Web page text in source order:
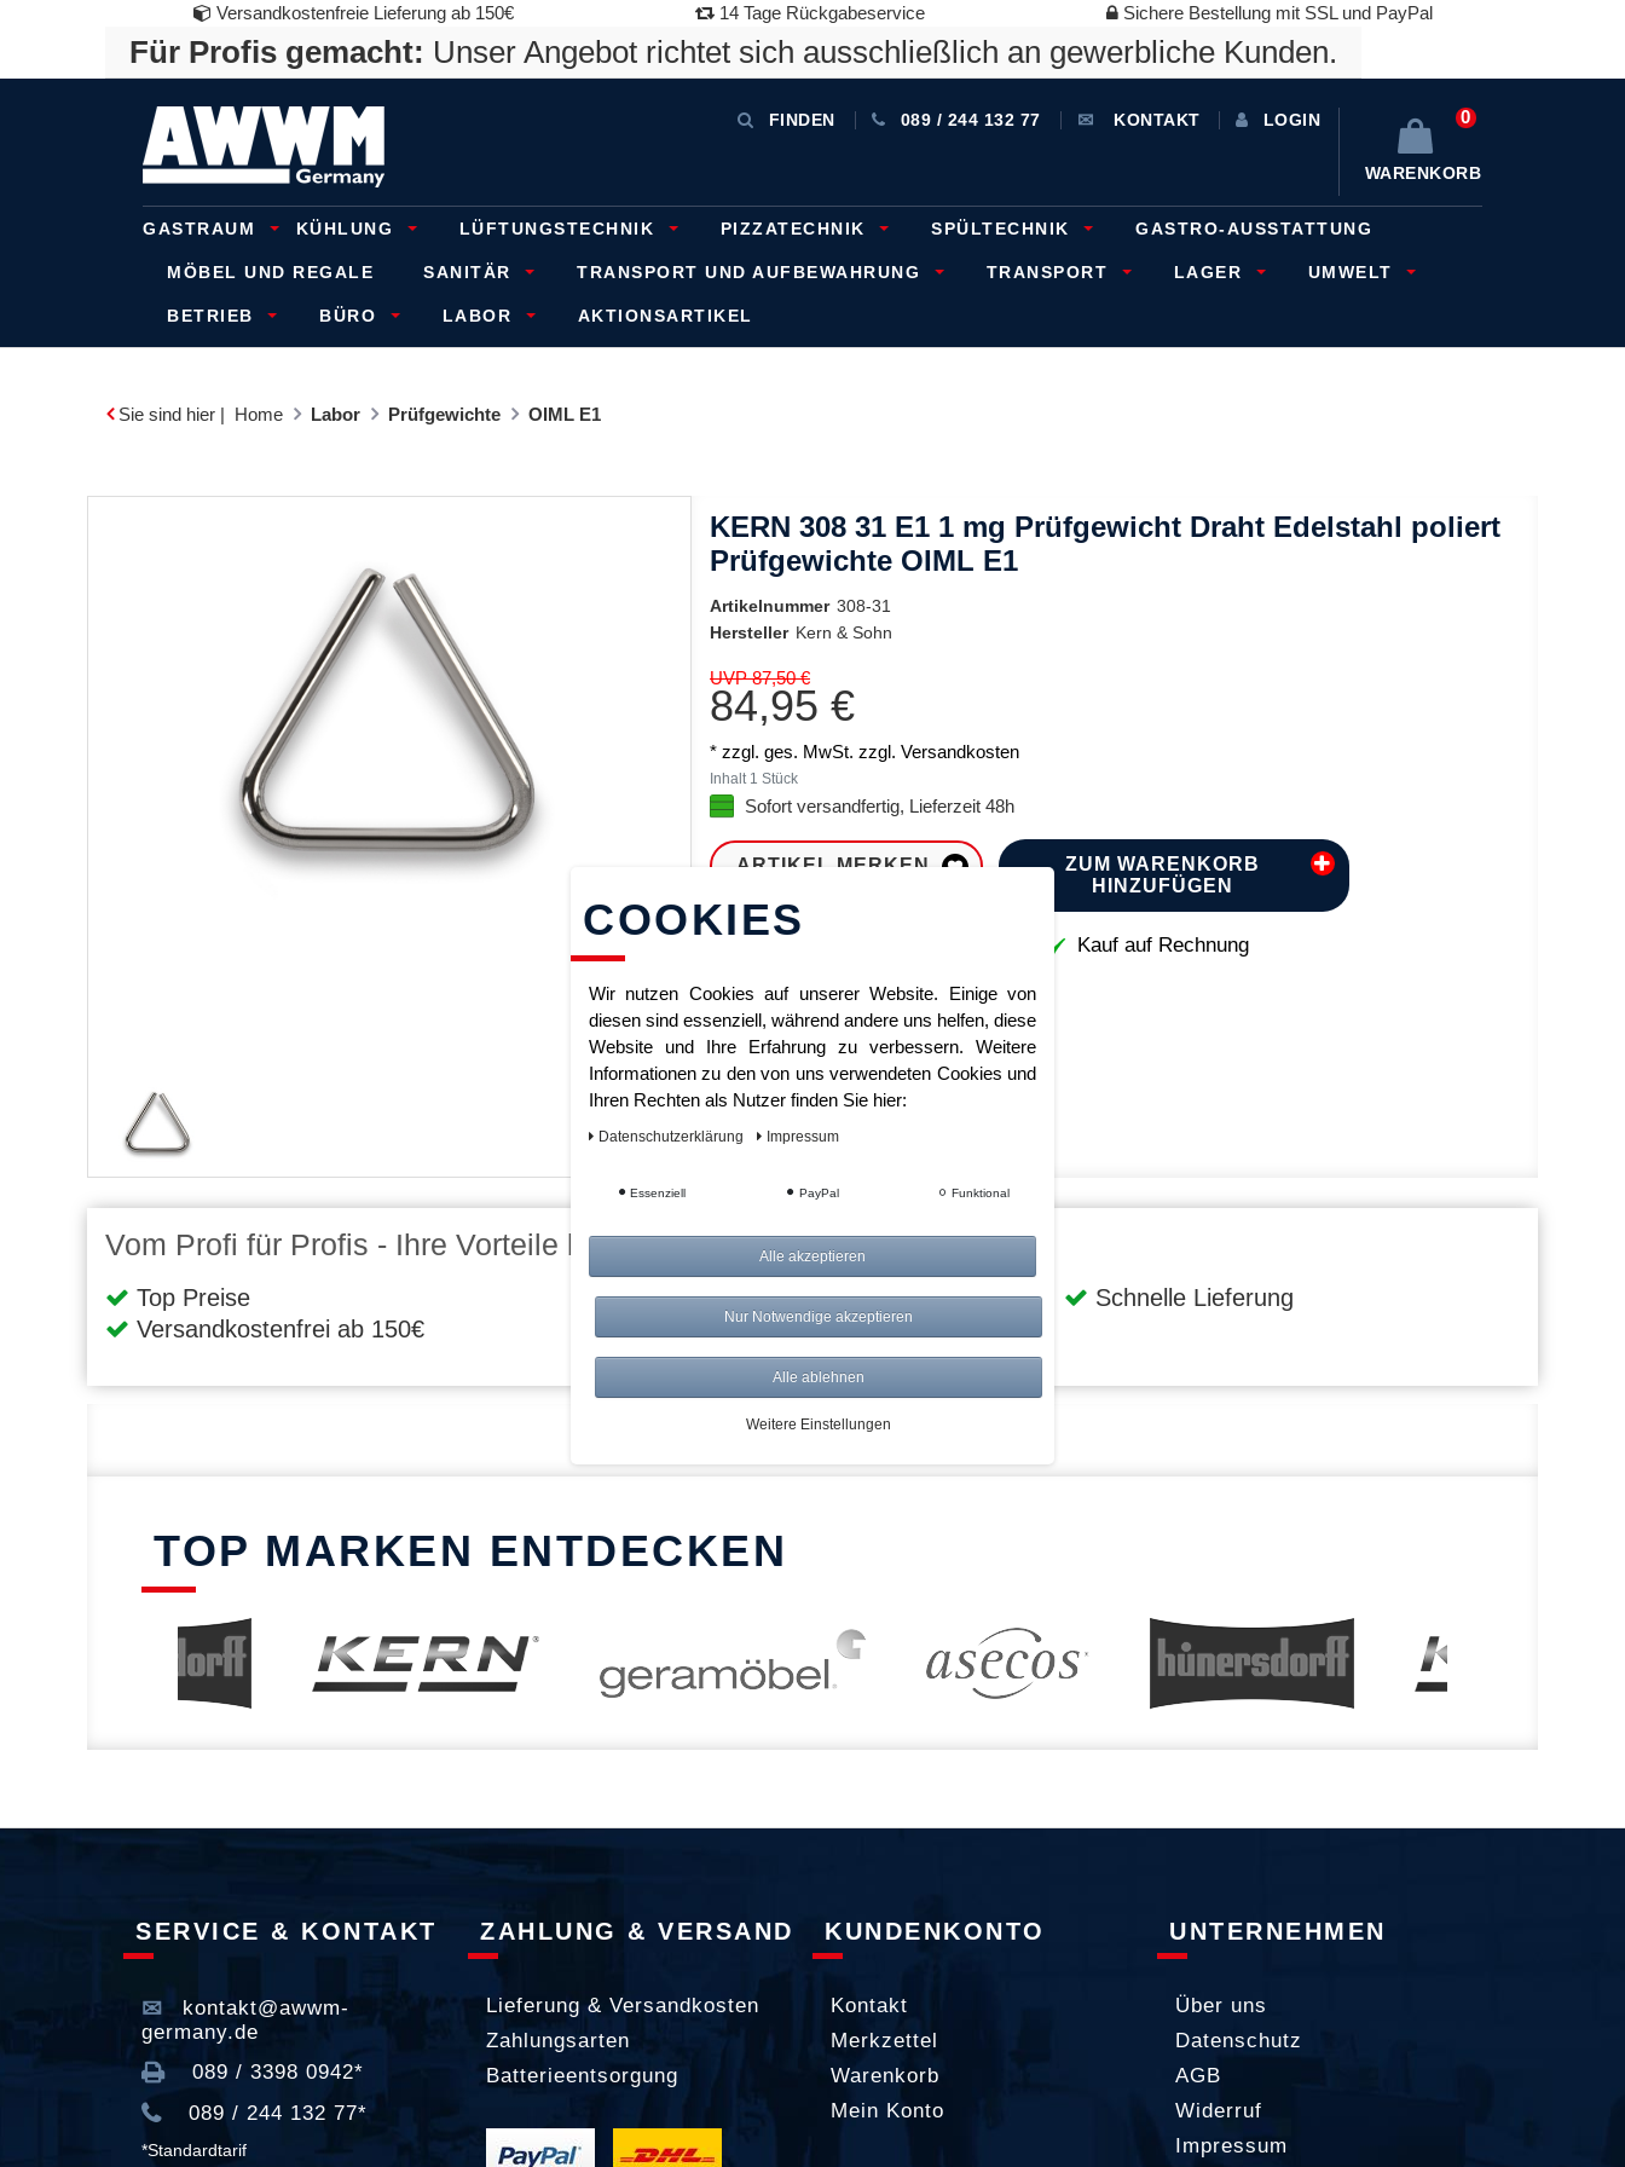
Versandkostenfreie Lieferung ab 150€ 14 Tage Rückgabeservice Sichere Bestellung mit SSL und PayPal
Für Profis gemacht: Unser Angebot richtet sich ausschließlich an gewerbliche Kunden.
FINDEN 089 / 244 132 77 KONTAKT LOGIN 0
WARENKORB
GASTRAUM KÜHLUNG LÜFTUNGSTECHNIK PIZZATECHNIK SPÜLTECHNIK GASTRO-AUSSTATTUNG
MÖBEL UND REGALE SANITÄR TRANSPORT UND AUFBEWAHRUNG TRANSPORT LAGER UMWELT
BETRIEB BÜRO LABOR AKTIONSARTIKEL
Sie sind hier | Home Labor Prüfgewichte OIML E1
KERN 308 31 E1 1 mg Prüfgewicht Draht Edelstahl poliert
Prüfgewichte OIML E1
Artikelnummer 308-31
Hersteller Kern & Sohn
UVP 87,50 €
84,95 €
* zzgl. ges. MwSt. zzgl. Versandkosten
Inhalt 1 Stück
Sofort versandfertig, Lieferzeit 48h
ARTIKEL MERKEN
ZUM WARENKORB
HINZUFÜGEN
Kauf auf Rechnung
Vom Profi für Profis - Ihre Vorteile bei AWWM:
Top Preise
Versandkostenfrei ab 150€
Risikolos: 14 Tage Rückgabe
Über 20.000 Artikel
Schnelle Lieferung
TOP MARKEN ENTDECKEN
SERVICE & KONTAKT
kontakt@awwm-
germany.de
089 / 3398 0942*
089 / 244 132 77*
*Standardtarif
ZAHLUNG & VERSAND
Lieferung & Versandkosten
Zahlungsarten
Batterieentsorgung
KUNDENKONTO
Kontakt
Merkzettel
Warenkorb
Mein Konto
UNTERNEHMEN
Über uns
Datenschutz
AGB
Widerruf
Impressum
COOKIES
Wir nutzen Cookies auf unserer Website. Einige von
diesen sind essenziell, während andere uns helfen, diese
Website und Ihre Erfahrung zu verbessern. Weitere
Informationen zu den von uns verwendeten Cookies und
Ihren Rechten als Nutzer finden Sie hier:
Daten­schutz­erklärung Impressum
Essenziell PayPal Funktional
Alle akzeptieren
Nur Notwendige akzeptieren
Alle ablehnen
Weitere Einstellungen